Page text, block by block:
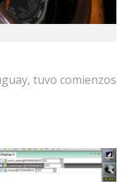
tuvo comienzos